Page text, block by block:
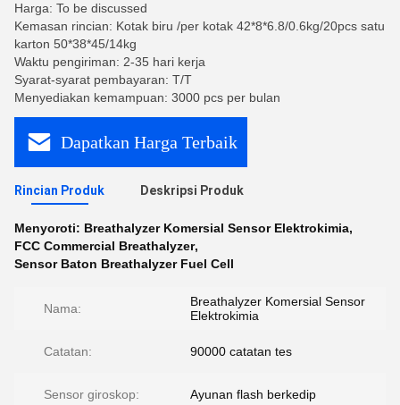
Harga: To be discussed
Kemasan rincian: Kotak biru /per kotak 42*8*6.8/0.6kg/20pcs satu
karton 50*38*45/14kg
Waktu pengiriman: 2-35 hari kerja
Syarat-syarat pembayaran: T/T
Menyediakan kemampuan: 3000 pcs per bulan
Dapatkan Harga Terbaik
Rincian Produk Deskripsi Produk
Menyoroti: Breathalyzer Komersial Sensor Elektrokimia,
FCC Commercial Breathalyzer,
Sensor Baton Breathalyzer Fuel Cell
Nama:
Breathalyzer Komersial Sensor
Elektrokimia
Catatan: 90000 catatan tes
Sensor giroskop: Ayunan flash berkedip